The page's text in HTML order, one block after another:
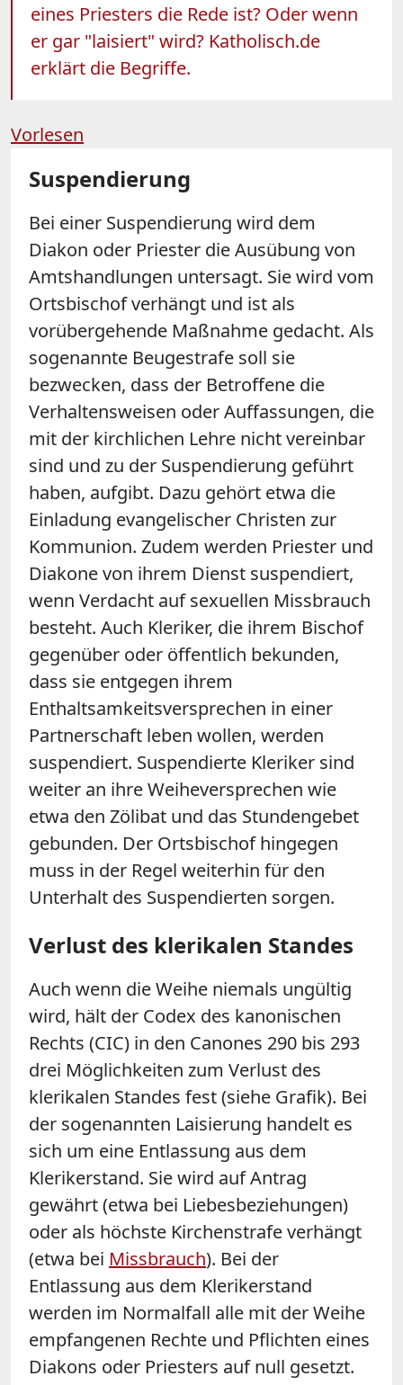
eines Priesters die Rede ist? Oder wenn
er gar "laisiert" wird? Katholisch.de
erklärt die Begriffe.
Vorlesen
Suspendierung
Bei einer Suspendierung wird dem
Diakon oder Priester die Ausübung von
Amtshandlungen untersagt. Sie wird vom
Ortsbischof verhängt und ist als
vorübergehende Maßnahme gedacht. Als
sogenannte Beugestrafe soll sie
bezwecken, dass der Betroffene die
Verhaltensweisen oder Auffassungen, die
mit der kirchlichen Lehre nicht vereinbar
sind und zu der Suspendierung geführt
haben, aufgibt. Dazu gehört etwa die
Einladung evangelischer Christen zur
Kommunion. Zudem werden Priester und
Diakone von ihrem Dienst suspendiert,
wenn Verdacht auf sexuellen Missbrauch
besteht. Auch Kleriker, die ihrem Bischof
gegenüber oder öffentlich bekunden,
dass sie entgegen ihrem
Enthaltsamkeitsversprechen in einer
Partnerschaft leben wollen, werden
suspendiert. Suspendierte Kleriker sind
weiter an ihre Weiheversprechen wie
etwa den Zölibat und das Stundengebet
gebunden. Der Ortsbischof hingegen
muss in der Regel weiterhin für den
Unterhalt des Suspendierten sorgen.
Verlust des klerikalen Standes
Auch wenn die Weihe niemals ungültig
wird, hält der Codex des kanonischen
Rechts (CIC) in den Canones 290 bis 293
drei Möglichkeiten zum Verlust des
klerikalen Standes fest (siehe Grafik). Bei
der sogenannten Laisierung handelt es
sich um eine Entlassung aus dem
Klerikerstand. Sie wird auf Antrag
gewährt (etwa bei Liebesbeziehungen)
oder als höchste Kirchenstrafe verhängt
(etwa bei Missbrauch). Bei der
Entlassung aus dem Klerikerstand
werden im Normalfall alle mit der Weihe
empfangenen Rechte und Pflichten eines
Diakons oder Priesters auf null gesetzt.